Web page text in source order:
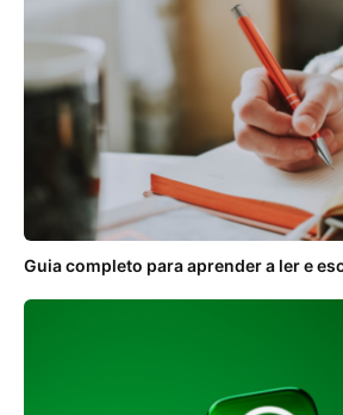
Guia completo para aprender a ler e